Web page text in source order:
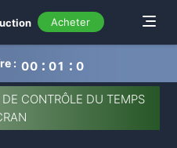
Toggle
navigation
Acheter
: 00 01 0
CONTRÔLE DU TEMPS